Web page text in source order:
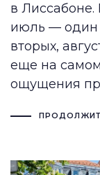
в Лиссабоне.
июль — один
вторых,
еще на
ощущения